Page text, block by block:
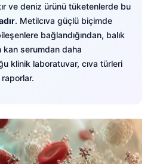
ve deniz ürünü tüketenlerde bu
. Metilcıva güçlü biçimde
bağlandığından, balık
kan serumdan daha
klinik laboratuvar, cıva türleri